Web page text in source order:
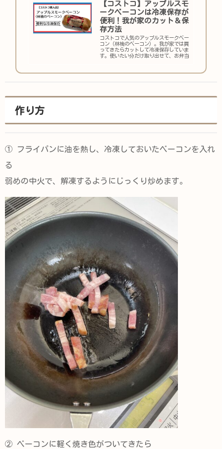
【コストコ】アップルスモ
ークベーコンは冷凍保存が
便利！我が家のカット＆保
存方法
コストコで人気のアップルスモークベー
コン（林檎のベーコン）。我が家では買
ってきたらカットして冷凍保存していま
す。使いたい分だけ取り出せて、お弁当
作り方
① フライパンに油を熱し、冷凍しておいたベーコンを入れ
る
弱めの中火で、解凍するようにじっくり炒めます。
② ベーコンに軽く焼き色がついてきたら